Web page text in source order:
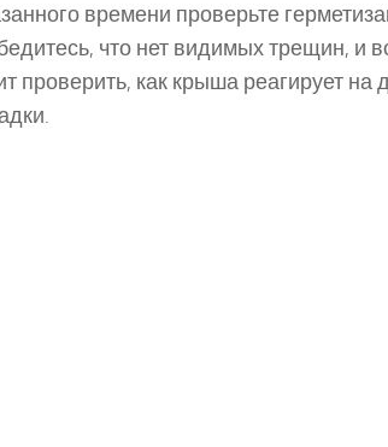
времени проверьте
что нет видимых трещин, и
проверить, как крыша реагирует на